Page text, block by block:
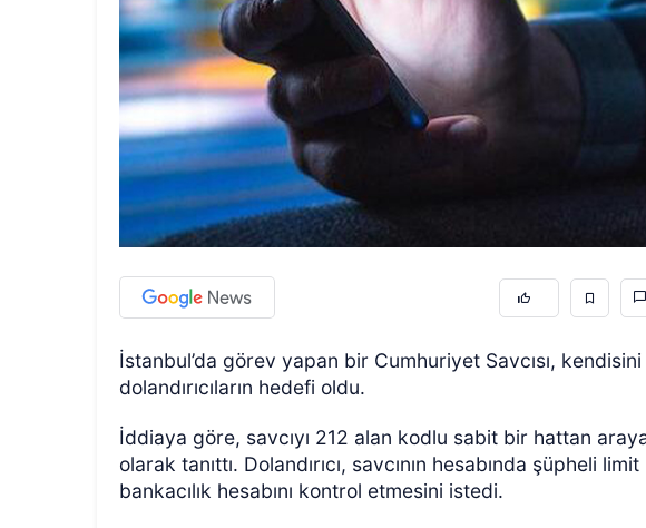
İstanbul’da görev yapan bir Cumhuriyet Savcısı,
dolandırıcıların hedefi oldu.
İddiaya göre, savcıyı 212 alan kodlu sabit bir hattan
olarak tanıttı. Dolandırıcı, savcının hesabında şüpheli
bankacılık hesabını kontrol etmesini istedi.